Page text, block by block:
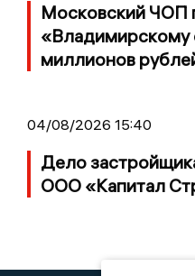
Московский ЧОП
«Владимирскому
миллионов
04/08/2026 15:40
Дело
ООО «Капитал